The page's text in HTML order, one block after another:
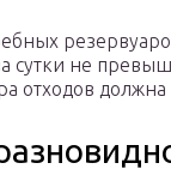
сутки не
отходов